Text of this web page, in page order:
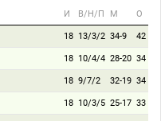
И В/Н/П М О
18 13/3/2 34-9 42
18 10/4/4 28-20 34
18 9/7/2 32-19 34
18 10/3/5 25-17 33